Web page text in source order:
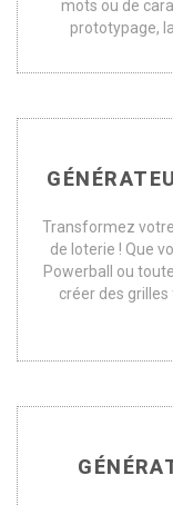
mots ou de
prototypage,
Transformez
de loterie ! Que
Powerball ou
créer des